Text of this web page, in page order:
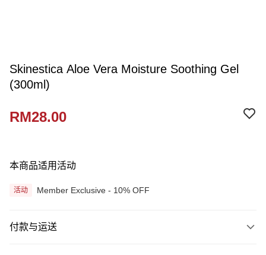
Skinestica Aloe Vera Moisture Soothing Gel
(300ml)
RM28.00
本商品适用活动
活动 Member Exclusive - 10% OFF
付款与运送